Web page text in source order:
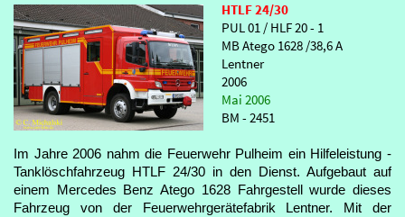
HTLF 24/30
PUL 01 / HLF 20 - 1
MB Atego 1628 /38,6 A
Lentner
2006
Mai 2006
BM - 2451
Im Jahre 2006 nahm die Feuerwehr Pulheim ein Hilfeleistung -
Tanklöschfahrzeug HTLF 24/30 in den Dienst. Aufgebaut auf
einem Mercedes Benz Atego 1628 Fahrgestell wurde dieses
Fahrzeug von der Feuerwehrgerätefabrik Lentner. Mit der